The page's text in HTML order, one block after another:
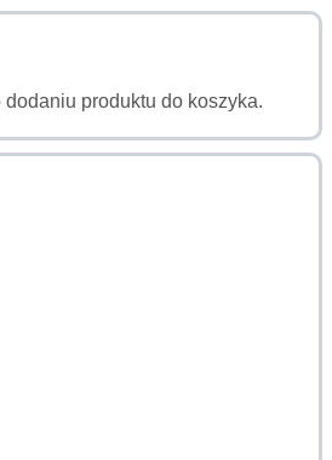
produktu do koszyka.